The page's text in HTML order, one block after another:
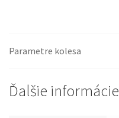
Parametre kolesa
Ďalšie informácie